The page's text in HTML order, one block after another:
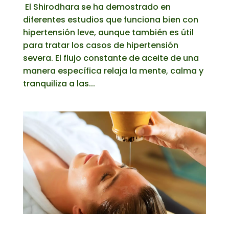
El Shirodhara se ha demostrado en
diferentes estudios que funciona bien con
hipertensión leve, aunque también es útil
para tratar los casos de hipertensión
severa. El flujo constante de aceite de una
manera específica relaja la mente, calma y
tranquiliza a las...